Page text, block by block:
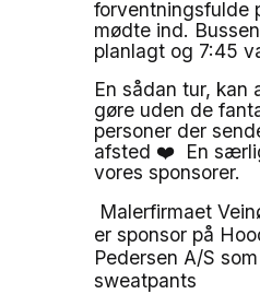
forventningsfulde
mødte ind.
planlagt og 7:45
En sådan tur, kan
gøre uden de
personer der
afsted ❤️ En
vores sponsorer.
Malerfirmaet
er sponsor på
Pedersen A/S
sweatpants